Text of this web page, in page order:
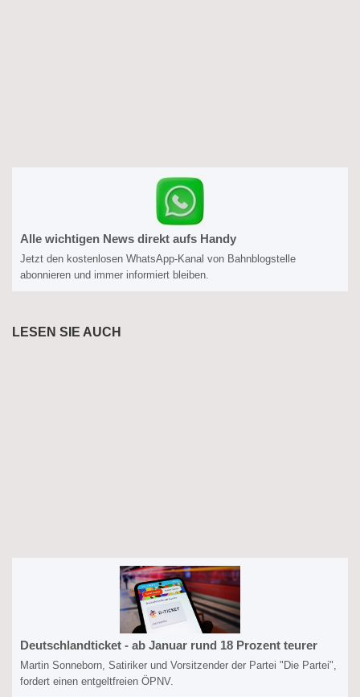
Alle wichtigen News direkt aufs Handy
Jetzt den kostenlosen WhatsApp-Kanal von Bahnblogstelle
abonnieren und immer informiert bleiben.
LESEN SIE AUCH
Deutschlandticket - ab Januar rund 18 Prozent teurer
Martin Sonneborn, Satiriker und Vorsitzender der Partei "Die Partei",
fordert einen entgeltfreien ÖPNV.